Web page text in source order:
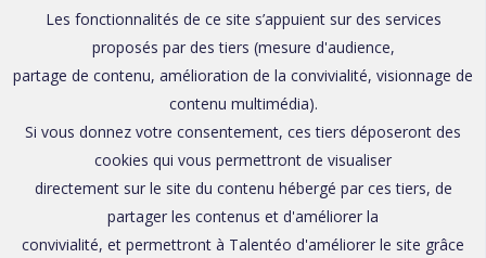
Les fonctionnalités de ce site s’appuient sur des services
proposés par des tiers (mesure d'audience,
partage de contenu, amélioration de la convivialité, visionnage de
contenu multimédia).
Si vous donnez votre consentement, ces tiers déposeront des
cookies qui vous permettront de visualiser
directement sur le site du contenu hébergé par ces tiers, de
partager les contenus et d'améliorer la
convivialité, et permettront à Talentéo d'améliorer le site grâce